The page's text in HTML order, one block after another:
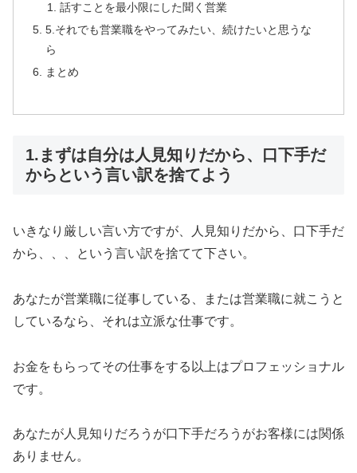
話すことを最小限にした聞く営業
5.それでも営業職をやってみたい、続けたいと思うな
ら
まとめ
1.まずは自分は人見知りだから、口下手だ
からという言い訳を捨てよう
いきなり厳しい言い方ですが、人見知りだから、口下手だ
から、、、という言い訳を捨てて下さい。
あなたが営業職に従事している、または営業職に就こうと
しているなら、それは立派な仕事です。
お金をもらってその仕事をする以上はプロフェッショナル
です。
あなたが人見知りだろうが口下手だろうがお客様には関係
ありません。